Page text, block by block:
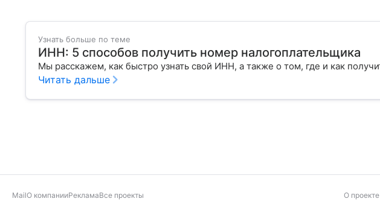
Узнать больше по теме
ИНН: 5 способов получить номер налогоплательщика
Мы расскажем, как быстро узнать свой ИНН, а также о том, где и как
Читать дальше
MailО компанииРекламаВсе проекты О проекте